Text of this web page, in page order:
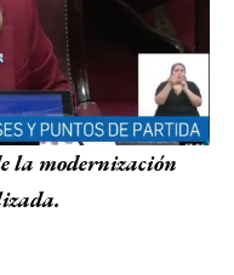
la modernización